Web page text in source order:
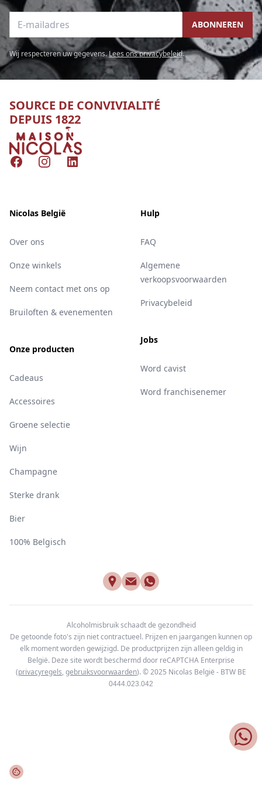
E-mailadres ABONNEREN
Wij respecteren uw gegevens.Lees ons privacybeleid.
SOURCE DE CONVIVIALITÉ
DEPUIS 1822
Nicolas
FacebookInstagramLinkedIn
Nicolas België
Over ons
Onze winkels
Neem contact met ons op
Bruiloften & evenementen
Onze producten
Cadeaus
Accessoires
Groene selectie
Wijn
Champagne
Sterke drank
Bier
100% Belgisch
Hulp
FAQ
Algemene
verkoopsvoorwaarden
Privacybeleid
Jobs
Word cavist
Word franchisenemer
Alcoholmisbruik schaadt de gezondheid
De getoonde foto's zijn niet contractueel. Prijzen en jaargangen kunnen op
elk moment worden gewijzigd. De productprijzen zijn alleen geldig in
België. Deze site wordt beschermd door reCAPTCHA Enterprise
(privacyregels, gebruiksvoorwaarden). © 2025 Nicolas België - BTW BE
0444.023.042